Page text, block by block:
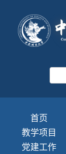
首页
教学项目
党建工作